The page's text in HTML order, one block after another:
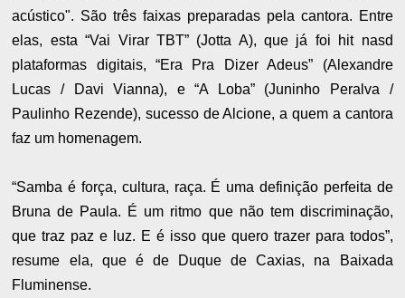
acústico". São três faixas preparadas pela cantora. Entre
elas, esta “Vai Virar TBT” (Jotta A), que já foi hit nasd
plataformas digitais, “Era Pra Dizer Adeus” (Alexandre
Lucas / Davi Vianna), e “A Loba” (Juninho Peralva /
Paulinho Rezende), sucesso de Alcione, a quem a cantora
faz um homenagem.
“Samba é força, cultura, raça. É uma definição perfeita de
Bruna de Paula. É um ritmo que não tem discriminação,
que traz paz e luz. E é isso que quero trazer para todos”,
resume ela, que é de Duque de Caxias, na Baixada
Fluminense.